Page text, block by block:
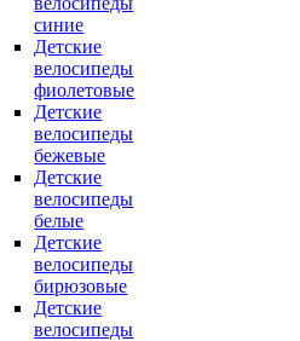
синие
Детские
велосипеды
фиолетовые
Детские
велосипеды
бежевые
Детские
велосипеды
белые
Детские
велосипеды
бирюзовые
Детские
велосипеды